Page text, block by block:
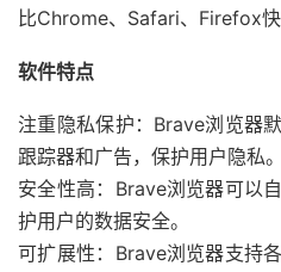
比Chrome、Safari、Firefox快
软件特点
注重隐私保护：Brave浏览器
跟踪器和广告，保护用户隐私。
安全性高：Brave浏览器可以
护用户的数据安全。
可扩展性：Brave浏览器支持